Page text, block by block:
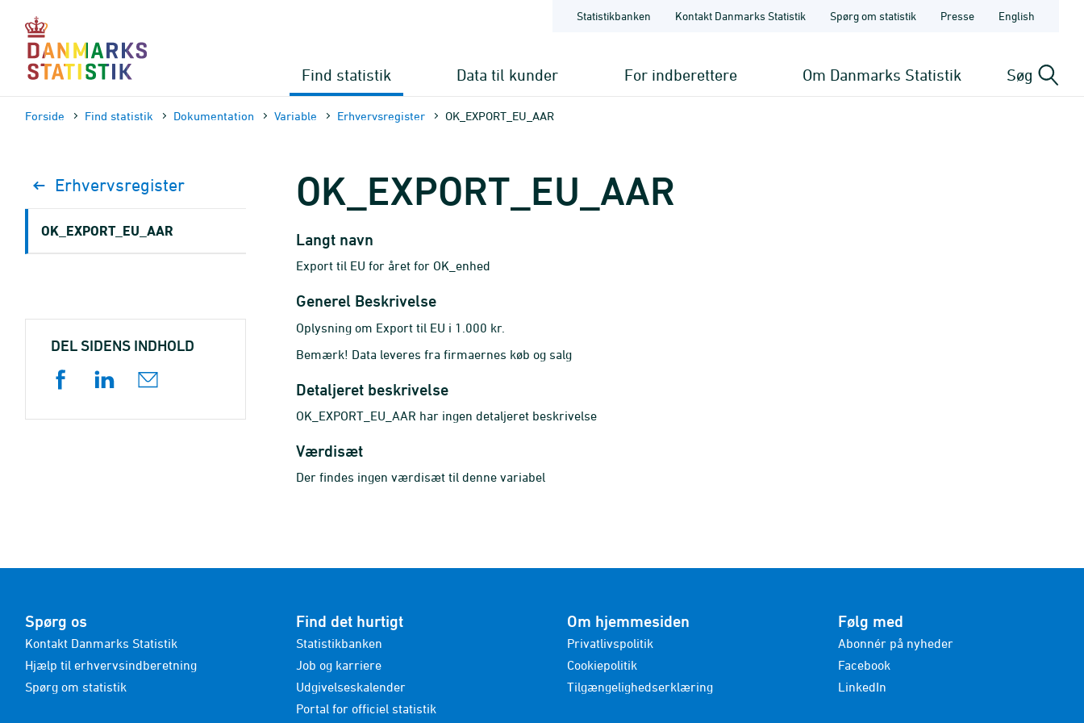
sidens
indhold
Statistikbanken Kontakt Danmarks Statistik Spørg om statistik Presse English
Find statistik Data til kunder For indberettere Om Danmarks Statistik Søg
Forside Find statistik Dokumen­tation Variable Erhvervsregister OK_EXPORT_EU_AAR
OK_EXPORT_EU_AAR
Langt navn
Export til EU for året for OK_enhed
Generel Beskrivelse
Oplysning om Export til EU i 1.000 kr.
Bemærk! Data leveres fra firmaernes køb og salg
Detaljeret beskrivelse
OK_EXPORT_EU_AAR har ingen detaljeret beskrivelse
Værdisæt
Der findes ingen værdisæt til denne variabel
Erhvervsregister
OK_EXPORT_EU_AAR
DEL SIDENS INDHOLD
Spørg os
Kontakt Danmarks Statistik
Hjælp til erhvervsindberetning
Spørg om statistik
Find det hurtigt
Statistikbanken
Job og karriere
Udgivelseskalender
Portal for officiel statistik
Om hjemmesiden
Privatlivspolitik
Cookiepolitik
Tilgængelighedserklæring
Følg med
Abonnér på nyheder
Facebook
LinkedIn